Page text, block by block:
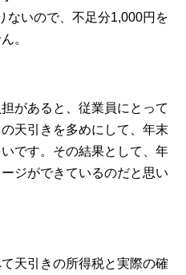
ないので、不足分1,000円を
。
があると、従業員にとって
天引きを多めにして、年末
です。その結果として、年
ジができているのだと思い
天引きの所得税と実際の確